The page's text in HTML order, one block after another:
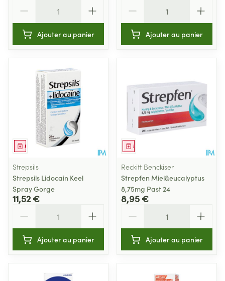
Ajouter au panier Ajouter au panier
Médicament
Strepsils
Strepsils Lidocain Keel
Spray Gorge
11,52 €
Ajouter au panier
Médicament
Reckitt Benckiser
Strepfen Miel&eucalyptus
8,75mg Past 24
8,95 €
Ajouter au panier